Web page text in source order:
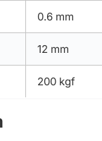
0.6 mm
12 mm
200 kgf